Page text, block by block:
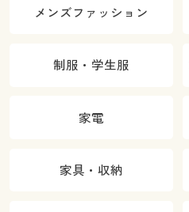
メンズファッション
制服・学生服
家電
家具・収納